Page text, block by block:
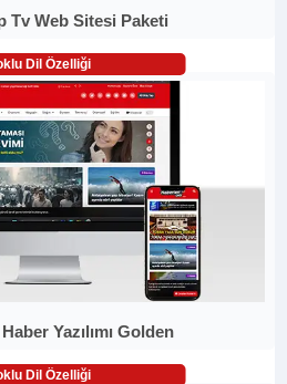
Tv Web Sitesi Paketi
Dil Özelliği
Yazılımı Golden
Dil Özelliği